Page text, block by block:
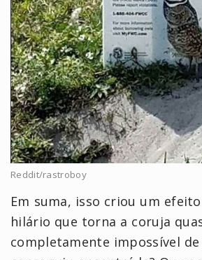
Reddit/rastroboy
Em suma, isso criou um
hilário que torna a coruja
completamente impossível de